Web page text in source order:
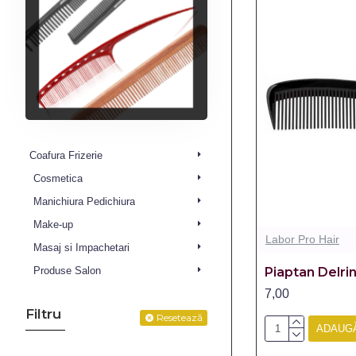
Coafura Frizerie
Cosmetica
Manichiura Pedichiura
Make-up
Masaj si Impachetari
Produse Salon
Filtru Resetează
Labor Pro Hair
Piaptan Delrin
7,00